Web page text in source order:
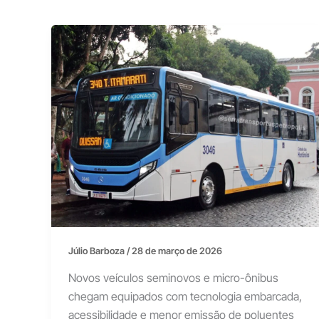
Júlio Barboza/28 de março de 2026
Novos veículos seminovos e micro-ônibus
chegam equipados com tecnologia embarcada,
acessibilidade e menor emissão de poluentes